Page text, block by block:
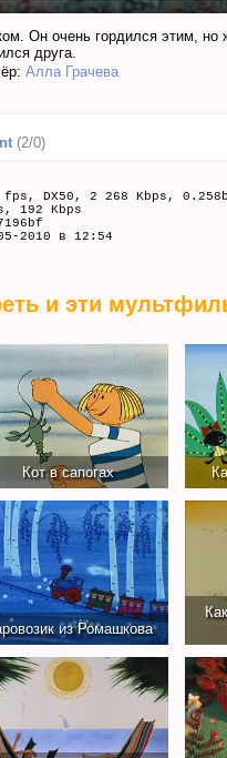
Он очень гордился этим,
друга.
Алла Грачева
(2/0)
DX50, 2 268 Kbps,
192 Kbps
2010 в 12:54
и эти
Кот в сапогах
из Ромашкова